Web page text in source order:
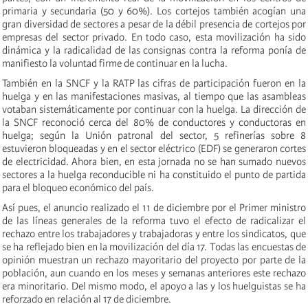
primaria y secundaria (50 y 60%). Los cortejos también acogían una
gran diversidad de sectores a pesar de la débil presencia de cortejos por
empresas del sector privado. En todo caso, esta movilización ha sido
dinámica y la radicalidad de las consignas contra la reforma ponía de
manifiesto la voluntad firme de continuar en la lucha.
También en la SNCF y la RATP las cifras de participación fueron en la
huelga y en las manifestaciones masivas, al tiempo que las asambleas
votaban sistemáticamente por continuar con la huelga. La dirección de
la SNCF reconoció cerca del 80% de conductores y conductoras en
huelga; según la Unión patronal del sector, 5 refinerías sobre 8
estuvieron bloqueadas y en el sector eléctrico (EDF) se generaron cortes
de electricidad. Ahora bien, en esta jornada no se han sumado nuevos
sectores a la huelga reconducible ni ha constituido el punto de partida
para el bloqueo económico del país.
Así pues, el anuncio realizado el 11 de diciembre por el Primer ministro
de las líneas generales de la reforma tuvo el efecto de radicalizar el
rechazo entre los trabajadores y trabajadoras y entre los sindicatos, que
se ha reflejado bien en la movilización del día 17. Todas las encuestas de
opinión muestran un rechazo mayoritario del proyecto por parte de la
población, aun cuando en los meses y semanas anteriores este rechazo
era minoritario. Del mismo modo, el apoyo a las y los huelguistas se ha
reforzado en relación al 17 de diciembre.